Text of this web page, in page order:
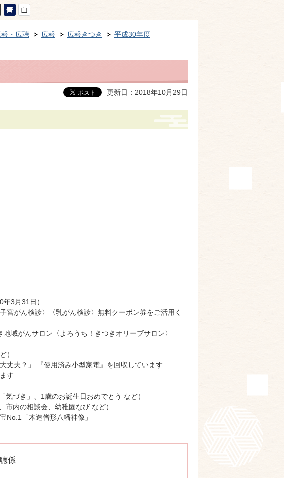
報・広聴 広報 広報きつき
平成30年度
更新日：2018年10月29日
3月31日）
がん検診〉〈乳がん検診〉無料クーポン券をご活用く
域がんサロン〈よろうち！きつきオリーブサロン〉
）
丈夫？」 『使用済み小型家電』を回収しています
す
づき」、1歳のお誕生日おめでとう など）
内の相談会、幼稚園なび など）
No. 1「木造僧形八幡神像」
係